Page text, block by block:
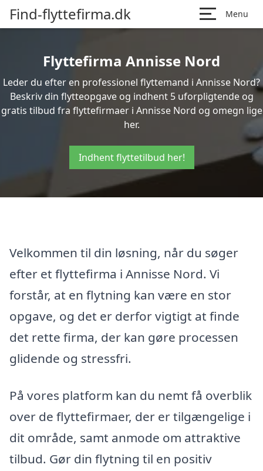
Find-flyttefirma.dk Menu
Flyttefirma Annisse Nord
Leder du efter en professionel flyttemand i Annisse Nord?
Beskriv din flytteopgave og indhent 5 uforpligtende og
gratis tilbud fra flyttefirmaer i Annisse Nord og omegn lige
her.
Indhent flyttetilbud her!
Velkommen til din løsning, når du søger
efter et flyttefirma i Annisse Nord. Vi
forstår, at en flytning kan være en stor
opgave, og det er derfor vigtigt at finde
det rette firma, der kan gøre processen
glidende og stressfri.
På vores platform kan du nemt få overblik
over de flyttefirmaer, der er tilgængelige i
dit område, samt anmode om attraktive
tilbud. Gør din flytning til en positiv